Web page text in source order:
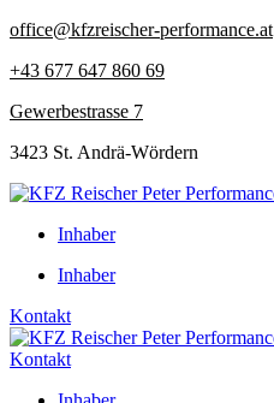
Zum
springen
office@kfzreischer-performance.at
+43 677 647 860 69
Gewerbestrasse 7
3423 St. Andrä-Wördern
Inhaber
Inhaber
Kontakt
Kontakt